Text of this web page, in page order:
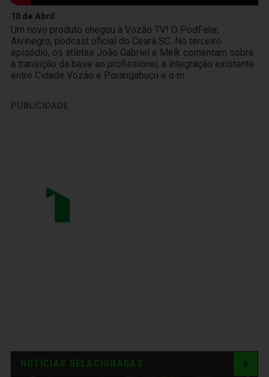
10 de Abril
Um novo produto chegou à Vozão TV! O PodFalar,
Alvinegro, podcast oficial do Ceará SC. No terceiro
episódio, os atletas João Gabriel e Melk comentam sobre
a transição da base ao profissional, a integração existente
entre Cidade Vozão e Porangabuçu e o m
PUBLICIDADE
NOTÍCIAS RELACIONADAS